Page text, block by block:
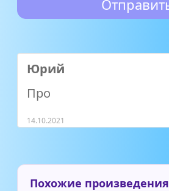
Юрий
Про
14.10.2021
Похожие произведения